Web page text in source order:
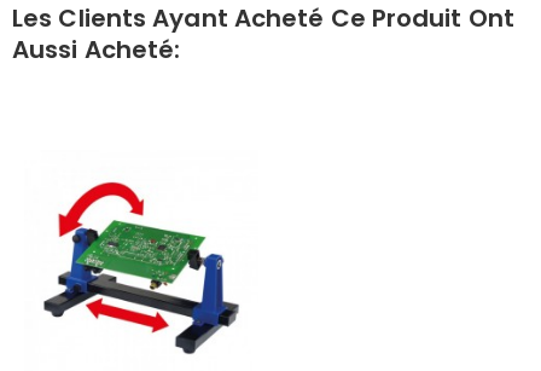
Les Clients Ayant Acheté Ce Produit Ont
Aussi Acheté: